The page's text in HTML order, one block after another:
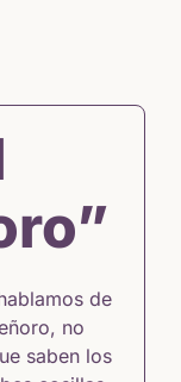
de
no
saben los